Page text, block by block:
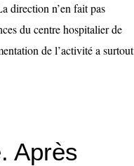
direction n’en fait pas
du centre hospitalier de
de l’activité a surtout
Après